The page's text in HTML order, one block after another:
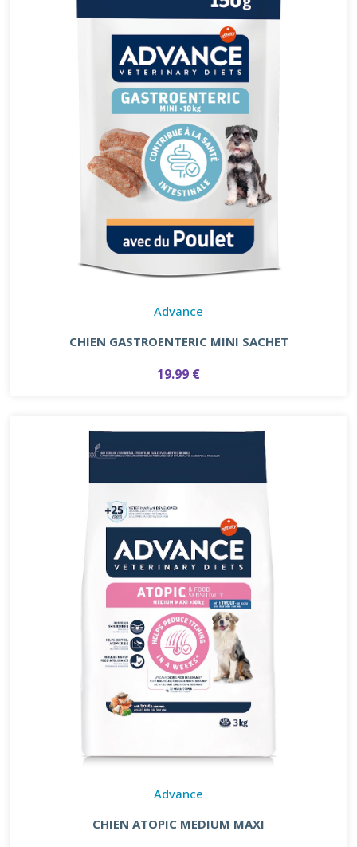
Advance
CHIEN GASTROENTERIC MINI SACHET
19.99 €
Advance
CHIEN ATOPIC MEDIUM MAXI